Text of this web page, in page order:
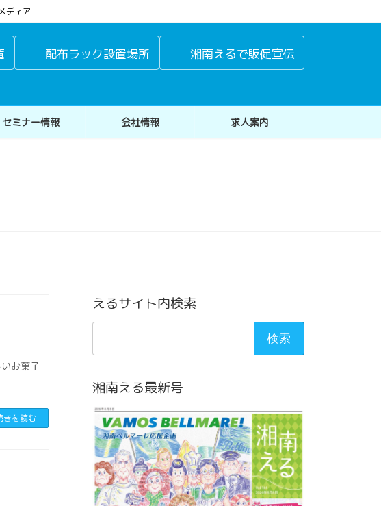
ディア
配布ラック設置場所 湘南えるで販促宣伝
セミナー情報 会社情報 求人案内
お菓子
きを読む
えるサイト内検索
湘南える最新号